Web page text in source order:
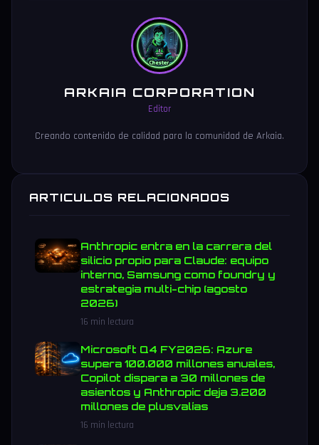
ARKAIA CORPORATION
Editor
Creando contenido de calidad para la comunidad de Arkaia.
ARTICULOS RELACIONADOS
Anthropic entra en la carrera del
silicio propio para Claude: equipo
interno, Samsung como foundry y
estrategia multi-chip (agosto
2026)
16 min lectura
Microsoft Q4 FY2026: Azure
supera 100.000 millones anuales,
Copilot dispara a 30 millones de
asientos y Anthropic deja 3.200
millones de plusvalías
16 min lectura